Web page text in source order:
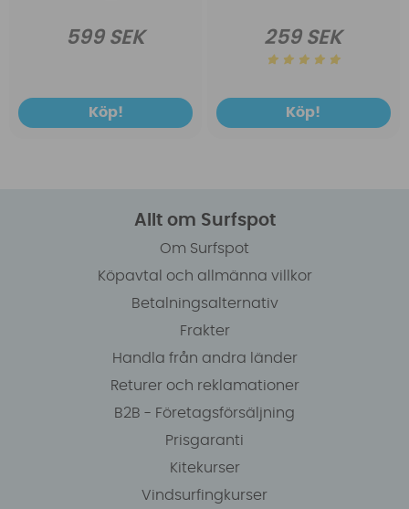
599 SEK
Köp!
259 SEK
Köp!
Allt om Surfspot
Om Surfspot
Köpavtal och allmänna villkor
Betalningsalternativ
Frakter
Handla från andra länder
Returer och reklamationer
B2B - Företagsförsäljning
Prisgaranti
Kitekurser
Vindsurfingkurser